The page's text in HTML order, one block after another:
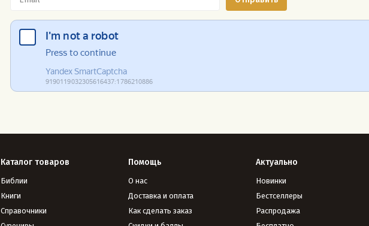
Каталог товаров
Библии
Книги
Справочники
Помощь
О нас
Доставка и оплата
Как сделать заказ
Актуально
Новинки
Бестселлеры
Распродажа